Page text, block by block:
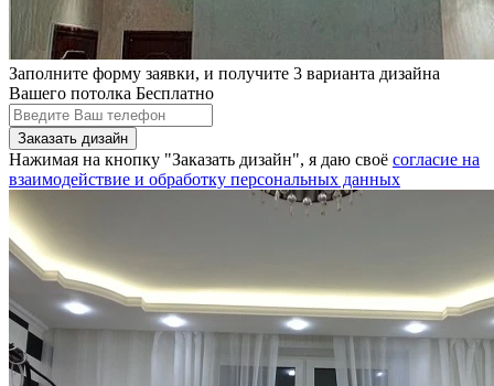
Заполните форму заявки, и получите 3 варианта дизайна
Вашего потолка Бесплатно
Нажимая на кнопку "Заказать дизайн", я даю своё согласие на
взаимодействие и обработку персональных данных